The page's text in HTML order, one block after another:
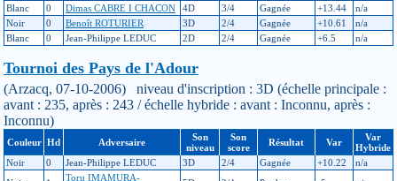
Blanc
0 Dimas CABRE I CHACON 4D 3/4 Gagnée +13.44
n/a
Noir
0 Benoît ROTURIER 3D 2/4 Gagnée +10.61
n/a
Blanc
0 Jean-Philippe LEDUC 2D 2/4 Gagnée +6.5 n/a
Tournoi des Pays de l'Adour
(Arzacq, 07-10-2006) niveau d'inscription : 3D (échelle principale :
avant : 235, après : 243 / échelle hybride : avant : Inconnu, après :
Inconnu)
Couleur Hd Adversaire
Son
niveau
Son
score
Résultat Var
Var
Hybride
Noir
0 Jean-Philippe LEDUC 3D 2/4 Gagnée +10.22
n/a
Toru IMAMURA-